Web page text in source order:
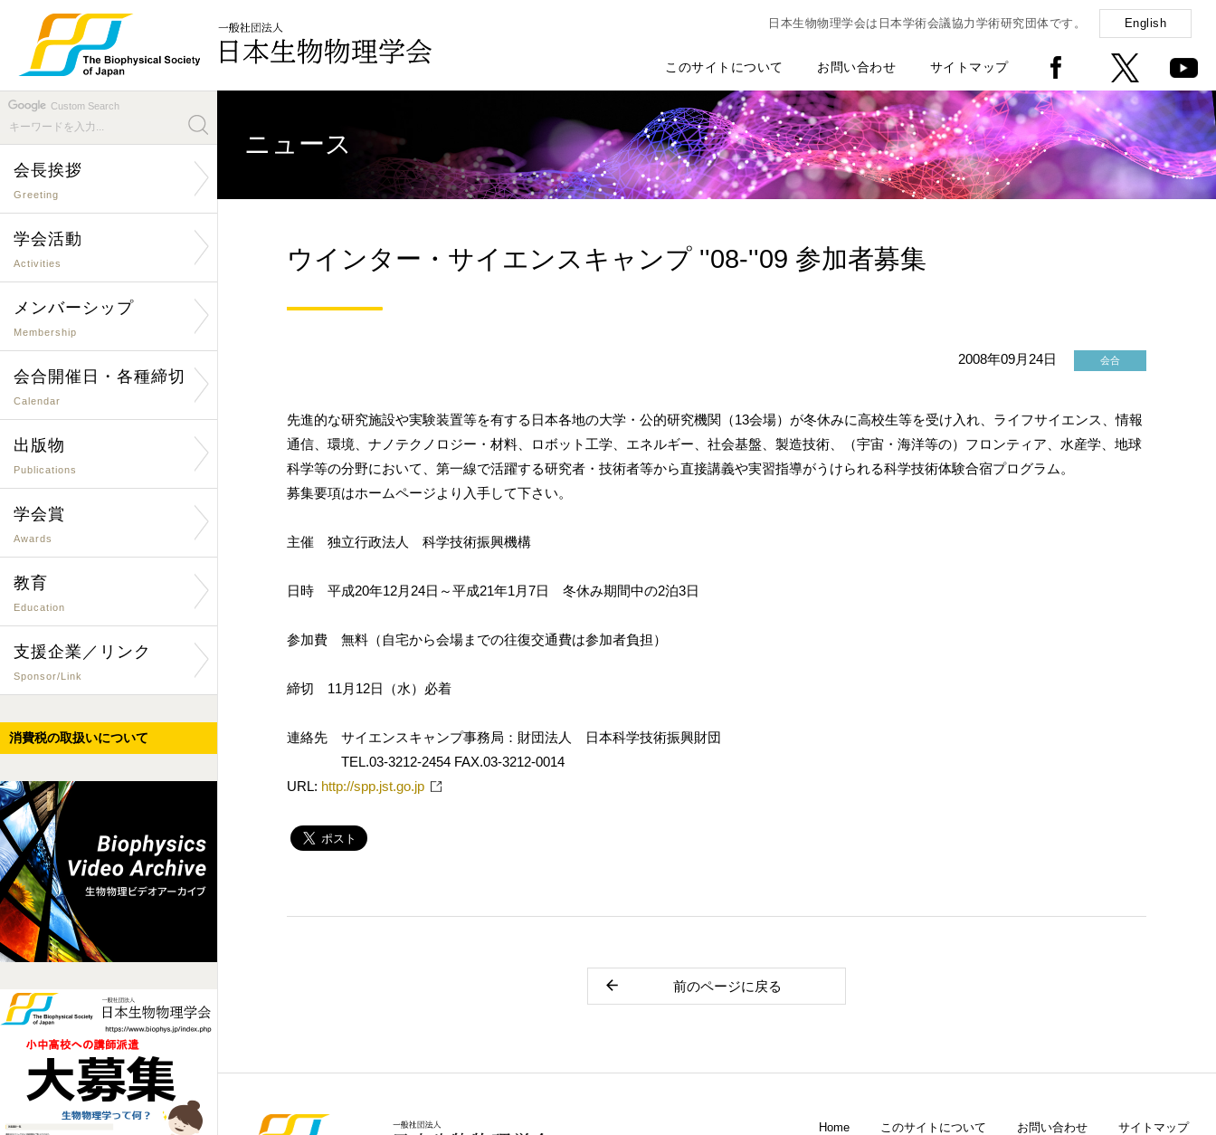
日本生物物理学会は日本学術会議協力学術研究団体です。 English
このサイトについて お問い合わせ サイトマップ
Custom Search
会長挨拶
Greeting
学会活動
Activities
メンバーシップ
Membership
会合開催日・各種締切
Calendar
出版物
Publications
学会賞
Awards
教育
Education
支援企業／リンク
Sponsor/Link
消費税の取扱いについて
ニュース
ウインター・サイエンスキャンプ ''08-''09 参加者募集
2008年09月24日 会合
先進的な研究施設や実験装置等を有する日本各地の大学・公的研究機関（13会場）が冬休みに高校生等を受け入れ、ライフサイエンス、情報
通信、環境、ナノテクノロジー・材料、ロボット工学、エネルギー、社会基盤、製造技術、（宇宙・海洋等の）フロンティア、水産学、地球
科学等の分野において、第一線で活躍する研究者・技術者等から直接講義や実習指導がうけられる科学技術体験合宿プログラム。
募集要項はホームページより入手して下さい。
主催 独立行政法人 科学技術振興機構
日時 平成20年12月24日～平成21年1月7日 冬休み期間中の2泊3日
参加費 無料（自宅から会場までの往復交通費は参加者負担）
締切 11月12日（水）必着
連絡先 サイエンスキャンプ事務局：財団法人 日本科学技術振興財団
TEL.03-3212-2454 FAX.03-3212-0014
URL: http://spp.jst.go.jp
前のページに戻る
Home このサイトについて お問い合わせ サイトマップ